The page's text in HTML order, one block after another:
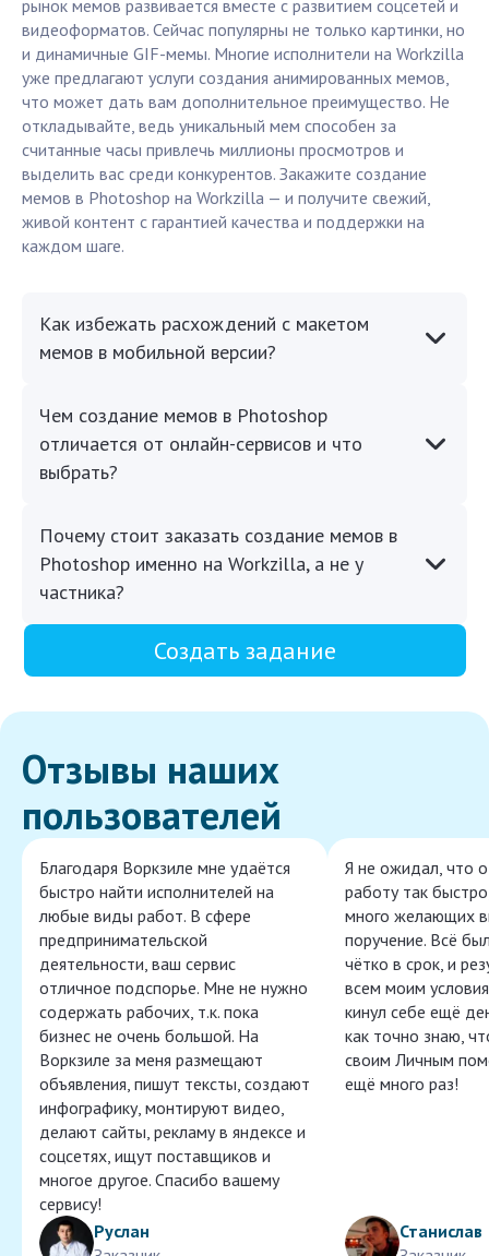
рынок мемов развивается вместе с развитием соцсетей и
видеоформатов. Сейчас популярны не только картинки, но
и динамичные GIF-мемы. Многие исполнители на Workzilla
уже предлагают услуги создания анимированных мемов,
что может дать вам дополнительное преимущество. Не
откладывайте, ведь уникальный мем способен за
считанные часы привлечь миллионы просмотров и
выделить вас среди конкурентов. Закажите создание
мемов в Photoshop на Workzilla — и получите свежий,
живой контент с гарантией качества и поддержки на
каждом шаге.
Как избежать расхождений с макетом
мемов в мобильной версии?
Чем создание мемов в Photoshop
отличается от онлайн-сервисов и что
выбрать?
Почему стоит заказать создание мемов в
Photoshop именно на Workzilla, а не у
частника?
Создать задание
Отзывы наших
пользователей
Благодаря Воркзиле мне удаётся
быстро найти исполнителей на
любые виды работ. В сфере
предпринимательской
деятельности, ваш сервис
отличное подспорье. Мне не нужно
содержать рабочих, т.к. пока
бизнес не очень большой. На
Воркзиле за меня размещают
объявления, пишут тексты, создают
инфографику, монтируют видео,
делают сайты, рекламу в яндексе и
соцсетях, ищут поставщиков и
многое другое. Спасибо вашему
сервису!
Руслан
Я не ожидал, что
работу так
много желающих
поручение. Всё
чётко в срок, и
всем моим
кинул себе ещё
как точно знаю,
своим Личным
ещё много раз!
Станислав